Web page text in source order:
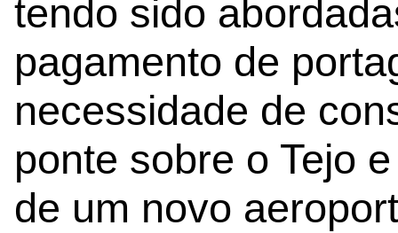
tendo sido
pagamento de
necessidade de
ponte sobre o Tejo
de um novo